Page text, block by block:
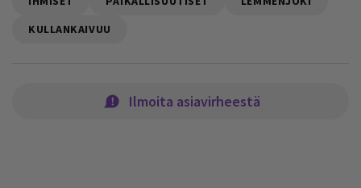
KULLANKAIVUU
Ilmoita asiavirheestä